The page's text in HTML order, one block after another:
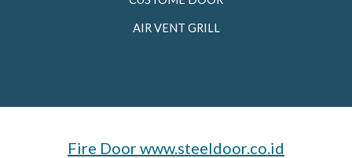
AIR VENT GRILL
Fire Door www.steeldoor.co.id